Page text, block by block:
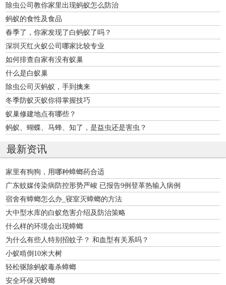
除虫公司教你家里出现蚂蚁怎么防治
蚂蚁的食性及食品
春季了，你家发现了白蚂蚁了吗？
深圳灭红火蚁公司哪家比较专业
如何排查自家有没有蚁巢
什么是白蚁巢
除虫公司灭蚂蚁，手到擒来
冬季防蚁灭蚁你得掌握技巧
蚁巢修建地点有哪些？
蚂蚁、蝴蝶、马蜂、知了，是益虫还是害虫？
最新资讯
家里有狗狗，用哪种蟑螂药合适
广东蚊媒传染病防控形势严峻 已报告9例登革热输入病例
宿舍有蟑螂怎么办_寝室灭蟑螂的方法
大中型水库的白蚁危害介绍及防治策略
什么样的环境会出现蟑螂
为什么有些人特别招蚊子？ 和血型有关系吗？
小蚁啃倒10米大树
轻松驱除蚂蚁毒杀蟑螂
安全环保灭蟑螂